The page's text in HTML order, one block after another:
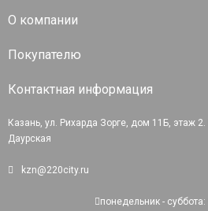
О компании
Покупателю
Контактная информация
Казань, ул. Рихарда Зорге, дом 11Б, этаж
Даурская
kzn@220city.ru
понедельник - суббота: